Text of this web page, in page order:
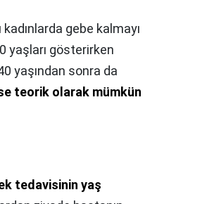
gebe kalmayı
yaşları gösterirken
yaşından sonra da
teorik olarak mümkün
tedavisinin yaş